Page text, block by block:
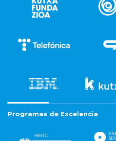
Programas de Excelencia